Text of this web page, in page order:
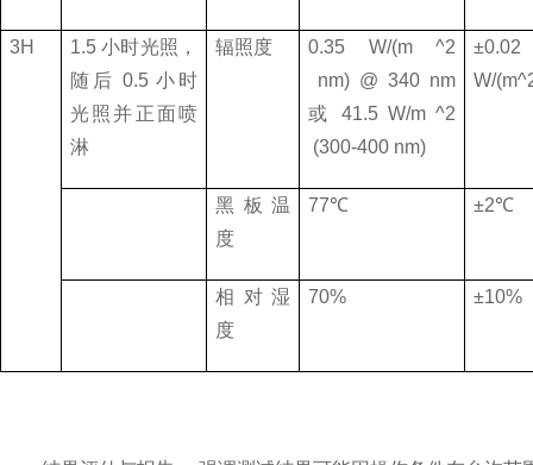
3H 1.5小时光照，
随后 0.5小时
光照并正面喷
淋
辐照度
0.35 W/(m ^2
nm) @ 340 nm
或 41.5 W/m ^2
(300-400 nm)
±0.02
W/
黑板温
度
77℃ ±2℃
相对湿
度
70% ±10%